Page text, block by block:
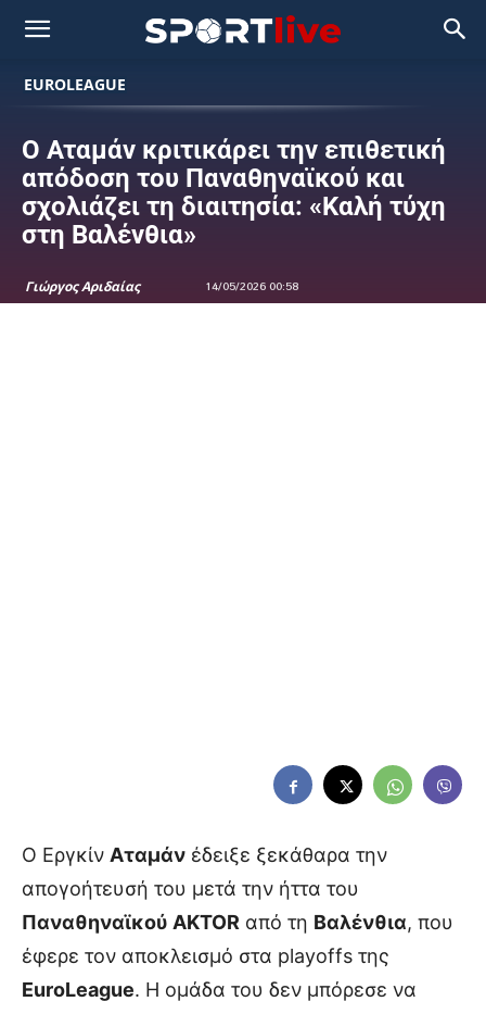
EUROLEAGUE
Ο Αταμάν κριτικάρει την επιθετική
απόδοση του Παναθηναϊκού και
σχολιάζει τη διαιτησία: «Καλή τύχη
στη Βαλένθια»
Γιώργος Αριδαίας 14/05/2026 00:58
Ο Εργκίν Αταμάν έδειξε ξεκάθαρα την
απογοήτευσή του μετά την ήττα του
Παναθηναϊκού AKTOR από τη Βαλένθια, που
έφερε τον αποκλεισμό στα playoffs της
EuroLeague. Η ομάδα του δεν μπόρεσε να